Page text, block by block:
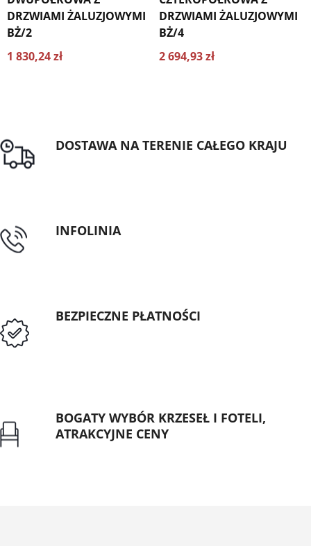
DRZWIAMI ŻALUZJOWYMI
BŻ/2
1 830,24 zł
DRZWIAMI ŻALUZJOWYMI
BŻ/4
2 694,93 zł
DOSTAWA NA TERENIE CAŁEGO KRAJU
INFOLINIA
BEZPIECZNE PŁATNOŚCI
BOGATY WYBÓR KRZESEŁ I FOTELI,
ATRAKCYJNE CENY